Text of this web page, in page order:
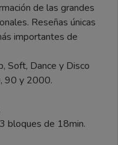
de las grandes
Reseñas únicas
importantes de
Soft, Dance y Disco
90 y 2000.
bloques de 18min.